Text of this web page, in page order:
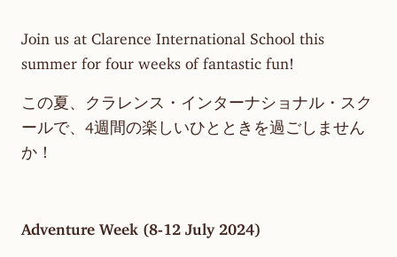
Join us at Clarence International School this
summer for four weeks of fantastic fun!
この夏、クラレンス・インターナショナル・スク
ールで、4週間の楽しいひとときを過ごしません
か！
Adventure Week (8-12 July 2024)